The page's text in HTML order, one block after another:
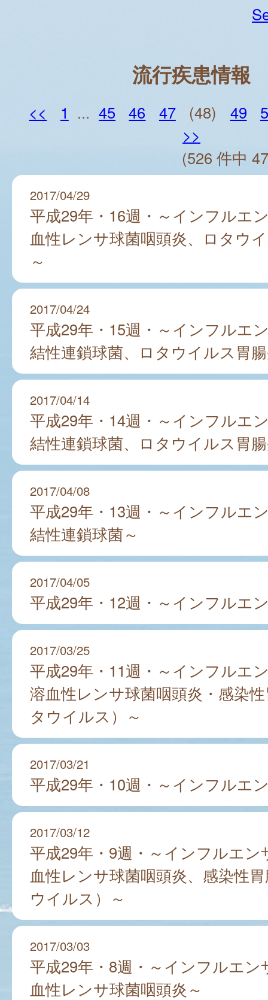
流行疾患情報
<< 1 ... 45 46 47 (48) 49
>>
(526 件中
2017/04/29
平成29年・16週・～インフルエ
血性レンサ球菌咽頭炎、ロタウ
～
2017/04/24
平成29年・15週・～インフルエ
結性連鎖球菌、ロタウイルス胃
2017/04/14
平成29年・14週・～インフルエ
結性連鎖球菌、ロタウイルス胃
2017/04/08
平成29年・13週・～インフルエ
結性連鎖球菌～
2017/04/05
平成29年・12週・～インフルエ
2017/03/25
平成29年・11週・～インフルエ
溶血性レンサ球菌咽頭炎・感染
タウイルス）～
2017/03/21
平成29年・10週・～インフルエ
2017/03/12
平成29年・9週・～インフルエン
血性レンサ球菌咽頭炎、感染性
ウイルス）～
2017/03/03
平成29年・8週・～インフルエン
血性レンサ球菌咽頭炎～